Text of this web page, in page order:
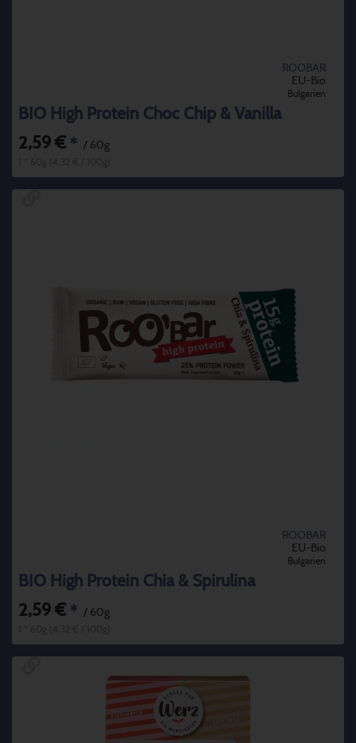
ROOBAR
EU-Bio
Bulgarien
BIO High Protein Choc Chip & Vanilla
2,59 € * / 60g
ROOBAR
EU-Bio
Bulgarien
BIO High Protein Chia & Spirulina
2,59 € * / 60g